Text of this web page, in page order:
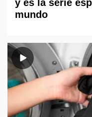
y es la serie
mundo